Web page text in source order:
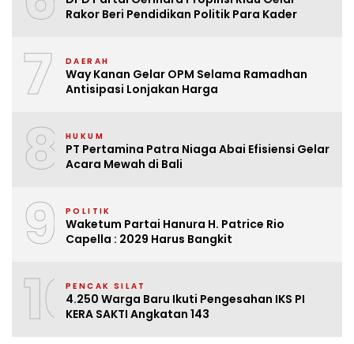
Rakor Beri Pendidikan Politik Para Kader
7 DAERAH
Way Kanan Gelar OPM Selama Ramadhan
Antisipasi Lonjakan Harga
8 HUKUM
PT Pertamina Patra Niaga Abai Efisiensi Gelar
Acara Mewah di Bali
9 POLITIK
Waketum Partai Hanura H. Patrice Rio
Capella : 2029 Harus Bangkit
10PENCAK SILAT
4.250 Warga Baru Ikuti Pengesahan IKS PI
KERA SAKTI Angkatan 143